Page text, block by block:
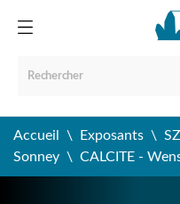
Accueil Exposants
Sonney
CALCITE -